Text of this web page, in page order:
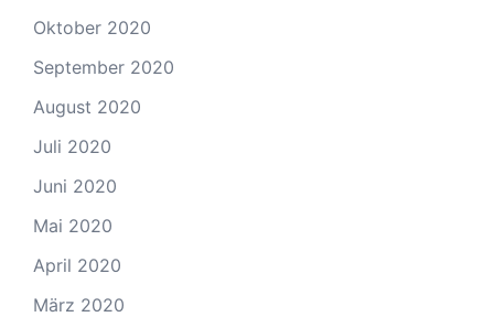
Oktober 2020
September 2020
August 2020
Juli 2020
Juni 2020
Mai 2020
April 2020
März 2020